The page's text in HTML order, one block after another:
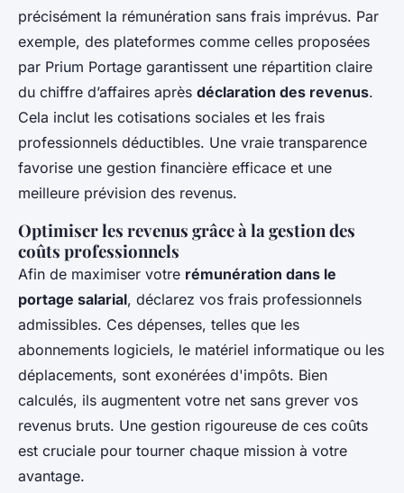
précisément la rémunération sans frais imprévus. Par
exemple, des plateformes comme celles proposées
par Prium Portage garantissent une répartition claire
du chiffre d’affaires après déclaration des revenus.
Cela inclut les cotisations sociales et les frais
professionnels déductibles. Une vraie transparence
favorise une gestion financière efficace et une
meilleure prévision des revenus.
Optimiser les revenus grâce à la gestion des
coûts professionnels
Afin de maximiser votre rémunération dans le
portage salarial, déclarez vos frais professionnels
admissibles. Ces dépenses, telles que les
abonnements logiciels, le matériel informatique ou les
déplacements, sont exonérées d'impôts. Bien
calculés, ils augmentent votre net sans grever vos
revenus bruts. Une gestion rigoureuse de ces coûts
est cruciale pour tourner chaque mission à votre
avantage.